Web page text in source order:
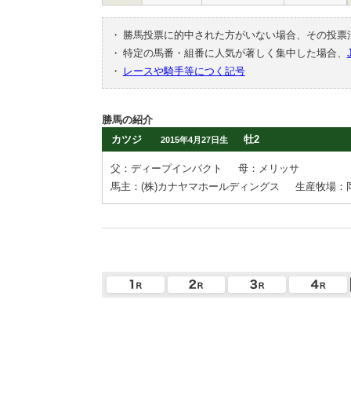
・
勝馬投票に的中された方がいない場合、その投
・ 特定の馬番・組番に人気が著しく集中した場合、
・
レースや騎手等につく記号
勝馬の紹介
カツジ
2015年4月27日生 牡2
父：ディープインパクト
母：メリッサ
馬主：(株)カナヤマホールディングス
生産牧場：